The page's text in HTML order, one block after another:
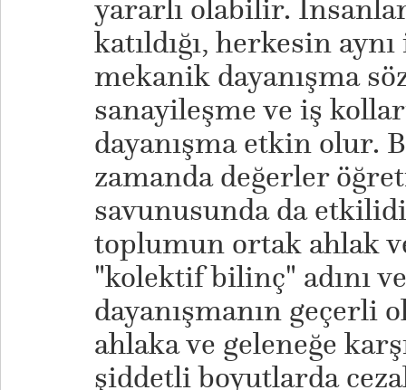
yararlı olabilir.
katıldığı, herkesin
mekanik dayanışma
sanayileşme ve iş
dayanışma etkin olur.
zamanda değerler
savunusunda da
toplumun ortak ahlak
"kolektif bilinç" adını
dayanışmanın geçerli
ahlaka ve geleneğe
şiddetli boyutlarda